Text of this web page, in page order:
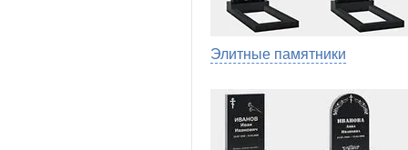
Элитные памятники